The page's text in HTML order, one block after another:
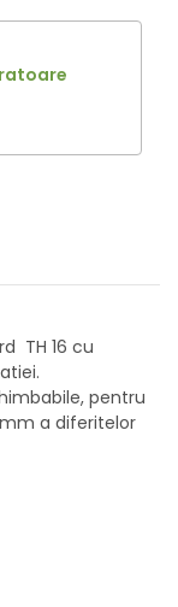
TH 16 cu
pentru
a diferitelor